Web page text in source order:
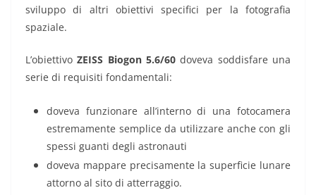
sviluppo di altri obiettivi specifici per la fotografia
spaziale.
L’obiettivoZEISS Biogon 5.6/60doveva soddisfare una
serie di requisiti fondamentali:
doveva funzionare all’interno di una fotocamera
estremamente semplice da utilizzare anche con gli
spessi guanti degli astronauti
doveva mappare precisamente la superficie lunare
attorno al sito di atterraggio.